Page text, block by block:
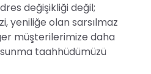
değişikliği değil;
yeniliğe olan sarsılmaz
müşterilerimize daha
taahhüdümüzü